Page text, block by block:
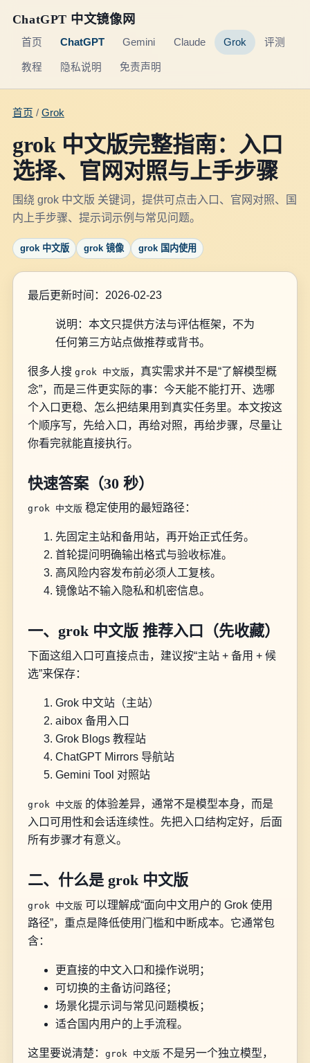
ChatGPT 中文镜像网
首页 ChatGPT Gemini Claude Grok 评测
教程 隐私说明 免责声明
首页 / Grok
grok 中文版完整指南：入口
选择、官网对照与上手步骤
围绕 grok 中文版 关键词，提供可点击入口、官网对照、国
内上手步骤、提示词示例与常见问题。
grok 中文版 grok 镜像 grok 国内使用
最后更新时间：2026-02-23
说明：本文只提供方法与评估框架，不为
任何第三方站点做推荐或背书。
很多人搜 grok 中文版 ，真实需求并不是“了解模型概
念”，而是三件更实际的事：今天能不能打开、选哪
个入口更稳、怎么把结果用到真实任务里。本文按这
个顺序写，先给入口，再给对照，再给步骤，尽量让
你看完就能直接执行。
快速答案（30 秒）
grok 中文版 稳定使用的最短路径：
先固定主站和备用站，再开始正式任务。
首轮提问明确输出格式与验收标准。
高风险内容发布前必须人工复核。
镜像站不输入隐私和机密信息。
一、grok 中文版 推荐入口（先收藏）
下面这组入口可直接点击，建议按“主站 + 备用 + 候
选”来保存：
Grok 中文站（主站）
aibox 备用入口
Grok Blogs 教程站
ChatGPT Mirrors 导航站
Gemini Tool 对照站
grok 中文版 的体验差异，通常不是模型本身，而是
入口可用性和会话连续性。先把入口结构定好，后面
所有步骤才有意义。
二、什么是 grok 中文版
grok 中文版 可以理解成“面向中文用户的 Grok 使用
路径”，重点是降低使用门槛和中断成本。它通常包
含：
更直接的中文入口和操作说明；
可切换的主备访问路径；
场景化提示词与常见问题模板；
适合国内用户的上手流程。
这里要说清楚： grok 中文版 不是另一个独立模型，